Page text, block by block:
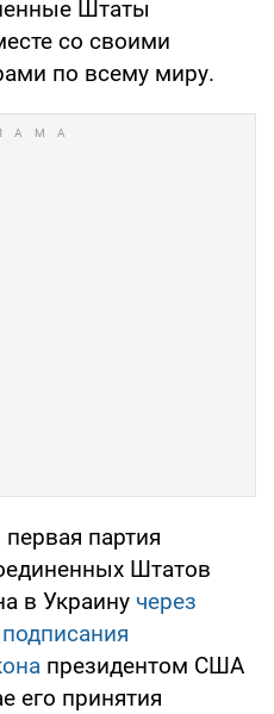
Штаты
со своими
по всему миру.
партия
Штатов
в Украину через
президентом США
его принятия